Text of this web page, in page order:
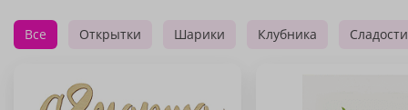
Все Открытки Шарики Клубника Сладости